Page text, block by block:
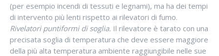
(per esempio incendi di tessuti e legnami), ma ha dei tempi
di intervento più lenti rispetto ai rilevatori di fumo.
Rivelatori puntiformi di soglia. Il rilevatore è tarato con una
precisata soglia di temperatura che deve essere maggiore
della più alta temperatura ambiente raggiungibile nelle sue